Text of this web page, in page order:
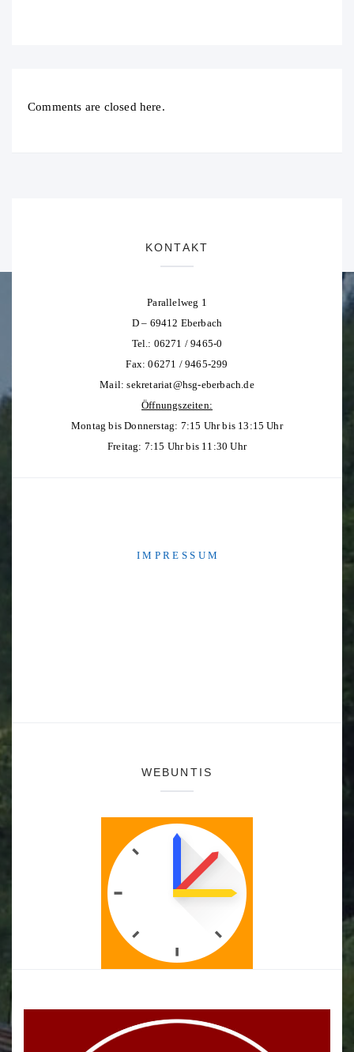
Comments are closed here.
KONTAKT
Parallelweg 1
D – 69412 Eberbach
Tel.: 06271 / 9465-0
Fax: 06271 / 9465-299
Mail:sekretariat@hsg-eberbach.de
Öffnungszeiten:
Montag bis Donnerstag: 7:15 Uhr bis 13:15 Uhr
Freitag: 7:15 Uhr bis 11:30 Uhr
I M P R E S S U M
WEBUNTIS